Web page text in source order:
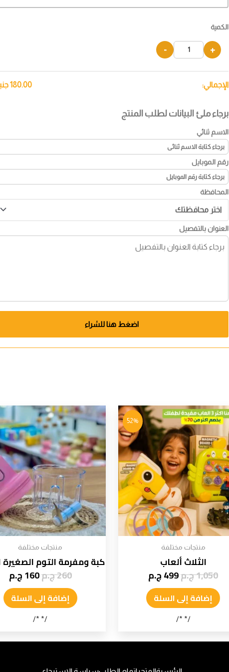
الكمية
+
-
الإجمالي: 180.00
برجاء ملئ البيانات لطلب المنتج
الاسم ثنائي
رقم الموبايل
المحافظة
العنوان بالتفصيل
اضغط هنا للشراء
52%
منتجات مختلفة
الثلاث ألعاب
1,050ج.م499ج.م
إضافة إلى السلة
/* */
منتجات مختلفة
كبة ومفرمة التوم الصغيرة
260ج.م160ج.م
إضافة إلى السلة
/* */